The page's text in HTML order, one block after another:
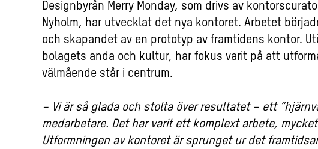
Designbyrån Merry Monday, som drivs av
Nyholm, har utvecklat det nya kontoret. Arbetet
och skapandet av en prototyp av framtidens kontor.
bolagets anda och kultur, har fokus varit på att
välmående står i centrum.
– Vi är så glada och stolta över resultatet – ett
medarbetare. Det har varit ett komplext arbete,
Utformningen av kontoret är sprunget ur det